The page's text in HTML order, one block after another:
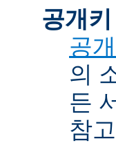
공개
공
의
든
참